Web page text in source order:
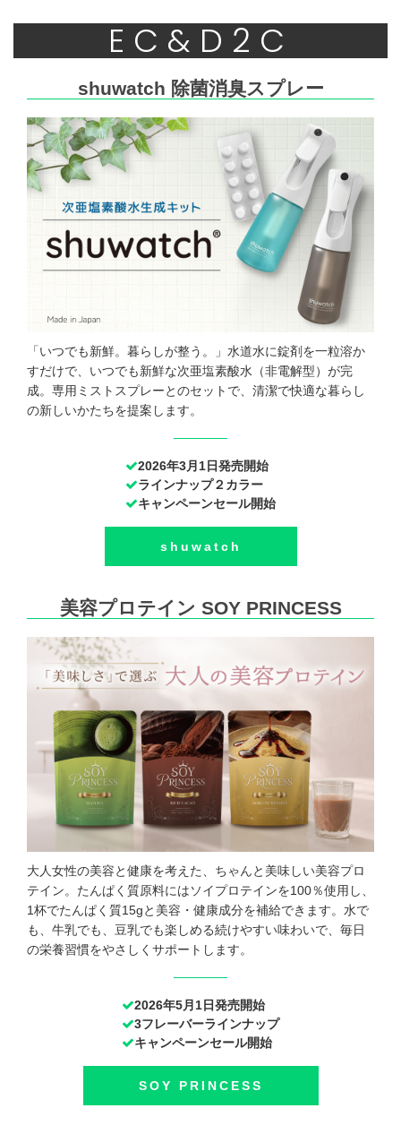
EC&D2C
shuwatch 除菌消臭スプレー
「いつでも新鮮。暮らしが整う。」水道水に錠剤を一粒溶か
すだけで、いつでも新鮮な次亜塩素酸水（非電解型）が完
成。専用ミストスプレーとのセットで、清潔で快適な暮らし
の新しいかたちを提案します。
2026年3月1日発売開始
ラインナップ２カラー
キャンペーンセール開始
shuwatch
美容プロテイン SOY PRINCESS
大人女性の美容と健康を考えた、ちゃんと美味しい美容プロ
テイン。たんぱく質原料にはソイプロテインを100％使用し、
1杯でたんぱく質15gと美容・健康成分を補給できます。水で
も、牛乳でも、豆乳でも楽しめる続けやすい味わいで、毎日
の栄養習慣をやさしくサポートします。
2026年5月1日発売開始
3フレーバーラインナップ
キャンペーンセール開始
SOY PRINCESS